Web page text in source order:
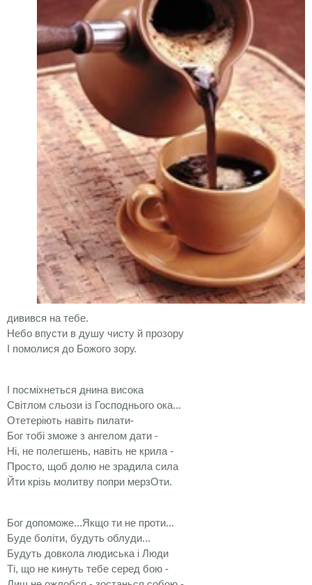
дивився на тебе.
Небо впусти в душу чисту й прозору
І помолися до Божого зору.
І посміхнеться днина висока
Світлом сльози із Господнього ока...
Отетеріють навіть пилати-
Бог тобі зможе з ангелом дати -
Ні, не полегшень, навіть не крила -
Просто, щоб долю не зрадила сила
Йти крізь молитву попри мерзОти.
Бог допоможе...Якщо ти не проти...
Буде боліти, будуть облуди...
Будуть довкола людиська і Люди
Ті, що не кинуть тебе серед бою -